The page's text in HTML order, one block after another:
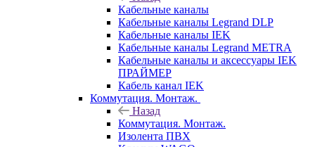
Кабельные каналы
Кабельные каналы Legrand DLP
Кабельные каналы IEK
Кабельные каналы Legrand METRA
Кабельные каналы и аксессуары IEK
ПРАЙМЕР
Кабель канал IEK
Коммутация. Монтаж.
Назад
Коммутация. Монтаж.
Изолента ПВХ